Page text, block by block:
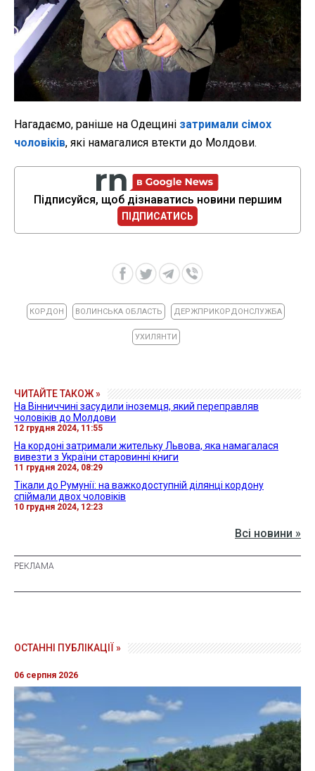
Нагадаємо, раніше на Одещині затримали сімох
чоловіків, які намагалися втекти до Молдови.
Підписуйся, щоб дізнаватись новини першим
ПІДПИСАТИСЬ
КОРДОН ВОЛИНСЬКА ОБЛАСТЬ ДЕРЖПРИКОРДОНСЛУЖБА
УХИЛЯНТИ
ЧИТАЙТЕ ТАКОЖ »
На Вінниччині засудили іноземця, який переправляв
чоловіків до Молдови
12 грудня 2024, 11:55
На кордоні затримали жительку Львова, яка намагалася
вивезти з України старовинні книги
11 грудня 2024, 08:29
Тікали до Румунії: на важкодоступній ділянці кордону
спіймали двох чоловіків
10 грудня 2024, 12:23
Всі новини »
ОСТАННІ ПУБЛІКАЦІЇ »
06 серпня 2026